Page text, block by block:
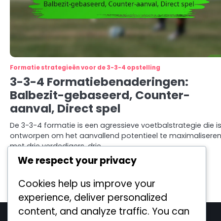
Formatie strategieën voor de 3-3-4 opstelling
3-3-4 Formatiebenaderingen:
Balbezit-gebaseerd, Counter-
aanval, Direct spel
De 3-3-4 formatie is een agressieve voetbalstrategie die is
ontworpen om het aanvallend potentieel te
met drie verdedigers, drie…
Lucas Harrington 26/01/2026
Posts
navigation
Older posts
We respect your privacy
Cookies help us improve your
experience, deliver personalized
content, and analyze traffic. You can